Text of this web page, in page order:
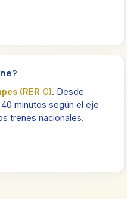
(RER C). Desde
minutos según el eje
trenes nacionales.